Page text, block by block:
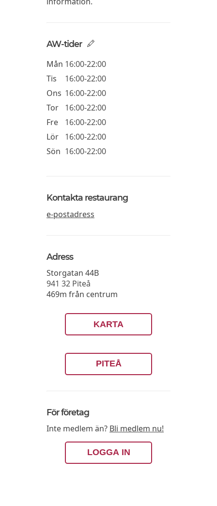
AW-tider
Mån 16:00-22:00
Tis
16:00-22:00
Ons 16:00-22:00
Tor
16:00-22:00
Fre
16:00-22:00
Lör
16:00-22:00
Sön 16:00-22:00
Kontakta restaurang
e-postadress
Adress
Storgatan 44B
941 32 Piteå
469m från centrum
KARTA
PITEÅ
För företag
Inte medlem än? Bli medlem nu!
LOGGA IN